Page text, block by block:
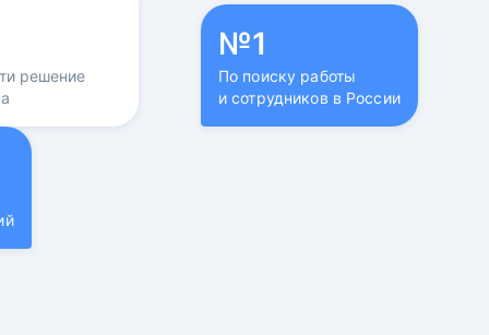
решение
№1
По поиску работы
и сотрудников в России